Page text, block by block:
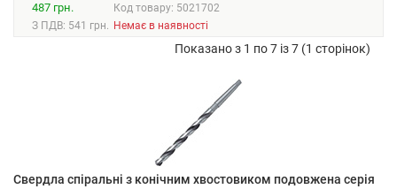
487 грн.
З ПДВ: 541 грн.
Код товару: 5021702
Немає в наявності
Показано з 1 по 7 із 7 (1 сторінок)
Свердла спіральні з конічним хвостовиком подовжена серія